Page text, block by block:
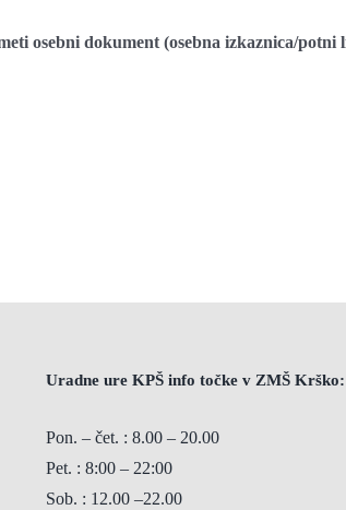
osebni dokument (osebna izkaznica/potni
Uradne ure KPŠ info točke v ZMŠ Krško:
Pon. – čet. : 8.00 – 20.00
Pet. : 8:00 – 22:00
Sob. : 12.00 –22.00